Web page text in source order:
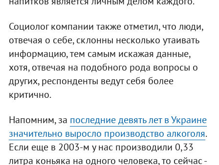
Социолог компании также отметил, что люди,
отвечая о себе, склонны несколько утаивать
информацию, тем самым искажая данные,
хотя, отвечая на подобного рода вопросы о
других, респонденты ведут себя более
критично.
Напомним, за последние девять лет в Украине
значительно выросло производство алкоголя.
Если еще в 2003-м у нас производили 0,33
литра коньяка на одного человека, то сейчас -